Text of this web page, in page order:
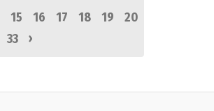
15 16 17 18 19
20
33 ›